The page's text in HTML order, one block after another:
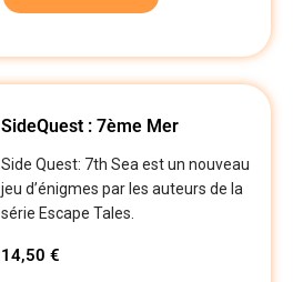
SideQuest : 7ème Mer
Side Quest: 7th Sea est un nouveau
jeu d’énigmes par les auteurs de la
série Escape Tales.
14,50€